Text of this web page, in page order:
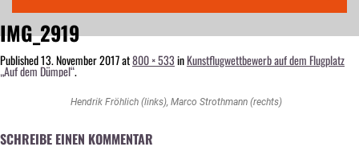
IMG_2919
Published13. November 2017at800 × 533inKunstflugwettbewerb auf dem Flugplatz
„Auf dem Dümpel“.
Hendrik Fröhlich (links), Marco Strothmann (rechts)
SCHREIBE EINEN KOMMENTAR